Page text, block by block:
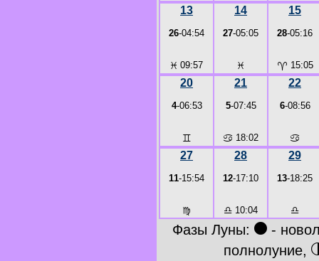
13
26-04:54
♓ 09:57
14
27-05:05
♓
15
28-05:16
♈ 15:05
20
4-06:53
♊
21
5-07:45
♋ 18:02
22
6-08:56
♋
27
11-15:54
♍
28
12-17:10
♎ 10:04
29
13-18:25
♎
Фазы Луны: ● -
полнолуние,